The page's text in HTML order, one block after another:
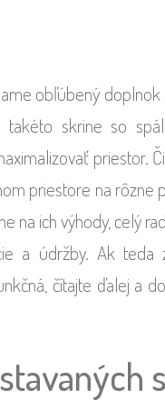
obľúbený doplnok
takéto skrine so
priestor.
priestore na rôzne
na ich výhody, celý
a údržby. Ak teda
čítajte ďalej a